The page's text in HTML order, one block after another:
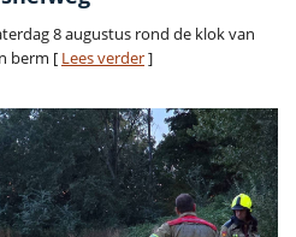
8 augustus rond de klok van
berm [ Lees verder]